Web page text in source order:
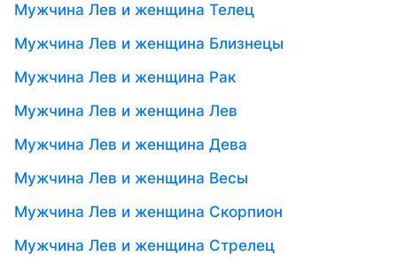
Мужчина Лев и женщина Телец
Мужчина Лев и женщина Близнецы
Мужчина Лев и женщина Рак
Мужчина Лев и женщина Лев
Мужчина Лев и женщина Дева
Мужчина Лев и женщина Весы
Мужчина Лев и женщина Скорпион
Мужчина Лев и женщина Стрелец